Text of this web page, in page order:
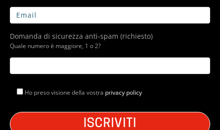
Domanda di sicurezza anti-spam (richiesto)
Quale numero è maggiore, 1 o 2?
Ho preso visione della vostra privacy policy